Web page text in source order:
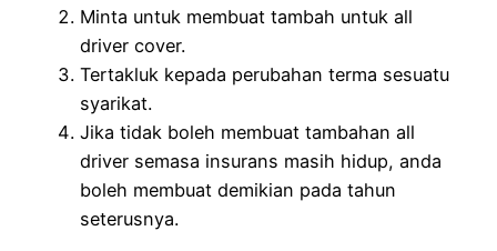
Minta untuk membuat tambah untuk all
driver cover.
Tertakluk kepada perubahan terma sesuatu
syarikat.
Jika tidak boleh membuat tambahan all
driver semasa insurans masih hidup, anda
boleh membuat demikian pada tahun
seterusnya.